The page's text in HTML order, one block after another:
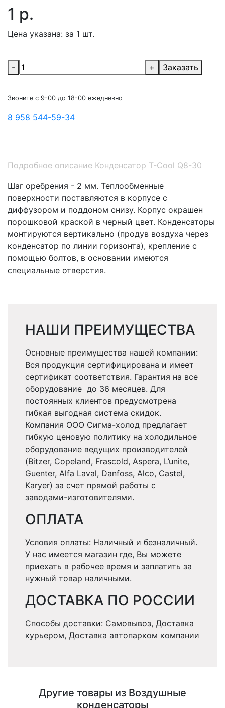
1 р.
Цена указана: за 1 шт.
- + Заказать
Звоните с 9-00 до 18-00 ежедневно
8 958 544-59-34
Подробное описание Конденсатор Т-Cool Q8-30
Шаг оребрения - 2 мм. Теплообменные
поверхности поставляются в корпусе с
диффузором и поддоном снизу. Корпус окрашен
порошковой краской в черный цвет. Конденсаторы
монтируются вертикально (продув воздуха через
конденсатор по линии горизонта), крепление с
помощью болтов, в основании имеются
cпециальные отверстия.
НАШИ ПРЕИМУЩЕСТВА
Основные преимущества нашей компании:
Вся продукция сертифицирована и имеет
сертификат соответствия. Гарантия на все
оборудование до 36 месяцев. Для
постоянных клиентов предусмотрена
гибкая выгодная система скидок.
Компания ООО Сигма-холод предлагает
гибкую ценовую политику на холодильное
оборудование ведущих производителей
(Bitzer, Copeland, Frascold, Aspera, L’unite,
Guenter, Alfa Laval, Danfoss, Alco, Castel,
Karyer) за счет прямой работы с
заводами-изготовителями.
ОПЛАТА
Условия оплаты: Наличный и безналичный.
У нас имеется магазин где, Вы можете
приехать в рабочее время и заплатить за
нужный товар наличными.
ДОСТАВКА ПО РОССИИ
Способы доставки: Самовывоз, Доставка
курьером, Доставка автопарком компании
Другие товары из Воздушные
конденсаторы